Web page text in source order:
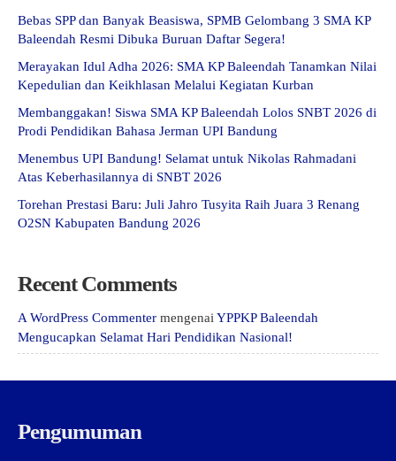
Bebas SPP dan Banyak Beasiswa, SPMB Gelombang 3 SMA KP
Baleendah Resmi Dibuka Buruan Daftar Segera!
Merayakan Idul Adha 2026: SMA KP Baleendah Tanamkan Nilai
Kepedulian dan Keikhlasan Melalui Kegiatan Kurban
Membanggakan! Siswa SMA KP Baleendah Lolos SNBT 2026 di
Prodi Pendidikan Bahasa Jerman UPI Bandung
Menembus UPI Bandung! Selamat untuk Nikolas Rahmadani
Atas Keberhasilannya di SNBT 2026
Torehan Prestasi Baru: Juli Jahro Tusyita Raih Juara 3 Renang
O2SN Kabupaten Bandung 2026
Recent Comments
A WordPress Commenter mengenai YPPKP Baleendah
Mengucapkan Selamat Hari Pendidikan Nasional!
Pengumuman